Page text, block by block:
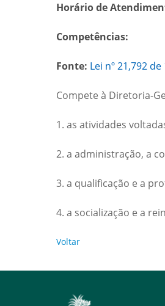
Horário de
Competências:
Fonte: Lei nº 21,792
Compete à Diretoria-
1. as atividades
2. a administração, a
3. a qualificação e a
4. a socialização e a
Voltar